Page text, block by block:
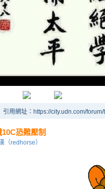
引用網址：https://city.udn.com/
恐難壓制
（redhorse）